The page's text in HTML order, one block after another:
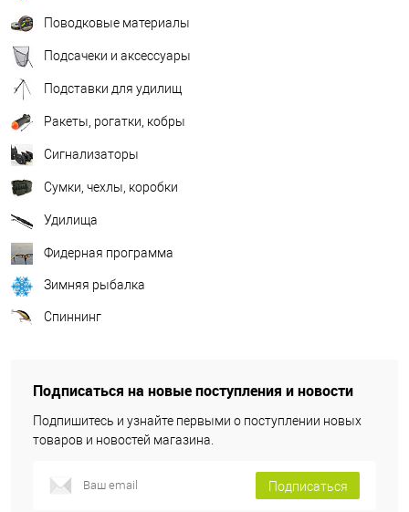
Поводковые материалы
Подсачеки и аксессуары
Подставки для удилищ
Ракеты, рогатки, кобры
Сигнализаторы
Сумки, чехлы, коробки
Удилища
Фидерная программа
Зимняя рыбалка
Спиннинг
Подписаться на новые поступления и новости
Подпишитесь и узнайте первыми о поступлении новых
товаров и новостей магазина.
Подписаться